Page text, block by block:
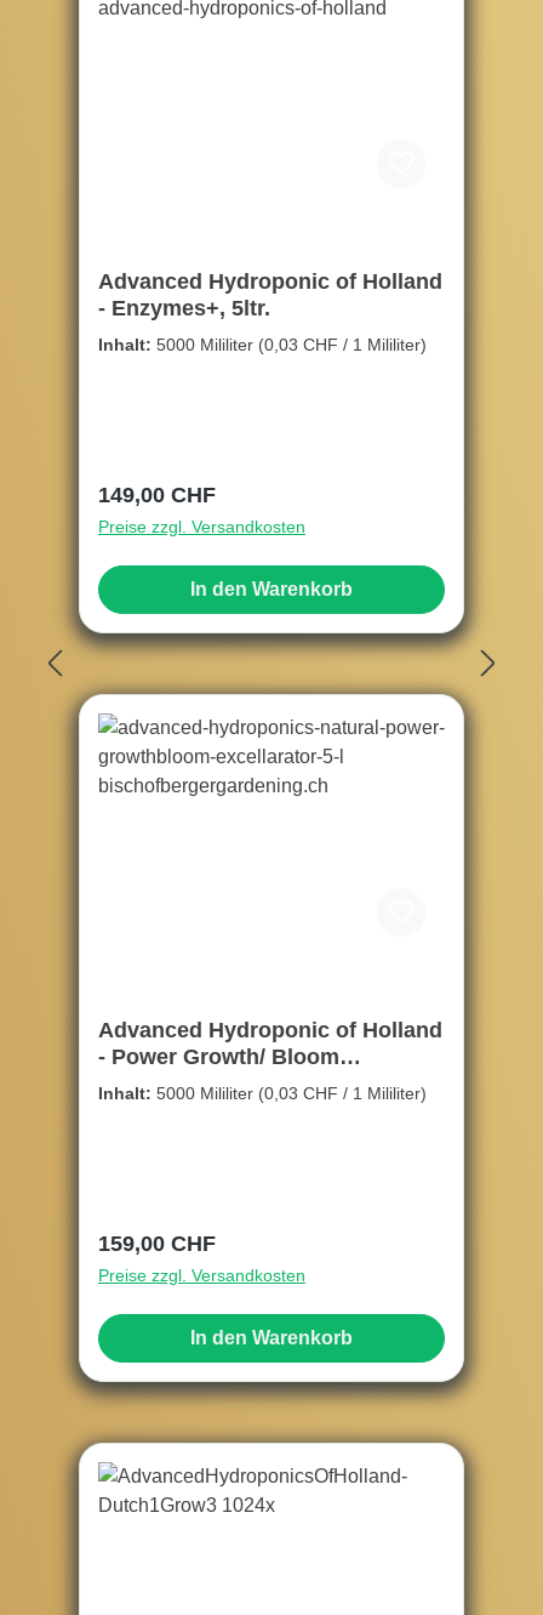
Advanced Hydroponic of Holland
- Enzymes+, 5ltr.
Inhalt: 5000 Mililiter (0,03 CHF / 1 Mililiter)
Regulärer Preis:
149,00 CHF
Preise zzgl. Versandkosten
In den Warenkorb
Advanced Hydroponic of Holland
- Power Growth/ Bloom
Stimulator, 5ltr.
Inhalt: 5000 Mililiter (0,03 CHF / 1 Mililiter)
Regulärer Preis:
159,00 CHF
Preise zzgl. Versandkosten
In den Warenkorb